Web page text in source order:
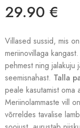
29.90 €
Villased sussid, mis
meriinovillaga
pehmest ning jalakuju
seemisnahast. Talla
peale kasutamist oma
Meriinolammaste vill
võrreldes tavalise